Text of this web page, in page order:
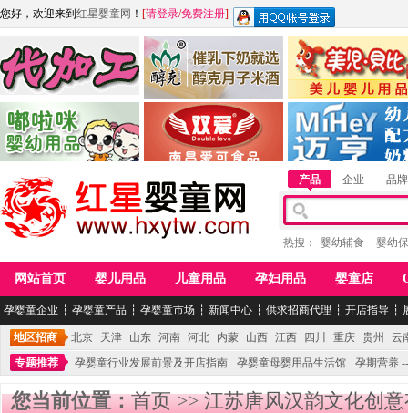
您好，欢迎来到 红星婴童网 ！ [请登录/免费注册]
江西麦嘟嘟食品有限公司
青岛嘟啦咪婴幼儿用品公司
江西醇之客月子米酒 惠州市美儿婴儿用品
湖南迈亨母婴用品有限
产品 企业 品牌
热搜： 婴幼辅食 婴幼
网站首页 婴儿用品 儿童用品 孕妇用品 婴童店
孕婴童企业 ┆ 孕婴童产品 ┆ 孕婴童市场 ┆ 新闻中心 ┆ 供求招商代理 ┆ 开店指导 ┆
地区招商 北京 天津 山东 河南 河北 内蒙 山西 江西 四川 重庆 贵州
云
专题推荐
孕婴童行业发展前景及开店指南 孕婴童母婴用品生活馆 孕期营养
您当前位置：首页>>江苏唐风汉韵文化创